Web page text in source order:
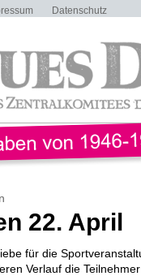
Datenschutz
22. April
für die
Verlauf die